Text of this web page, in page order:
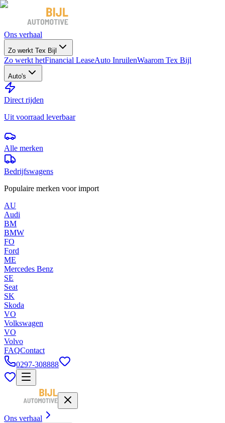
Ons verhaal
Zo werkt Tex Bijl
Zo werkt hetFinancial LeaseAuto InruilenWaarom Tex Bijl
Auto's
Direct rijden
Uit voorraad leverbaar
Alle merken
Bedrijfswagens
Populaire merken voor import
AU
Audi
BM
BMW
FO
Ford
ME
Mercedes Benz
SE
Seat
SK
Skoda
VO
Volkswagen
VO
Volvo
FAQContact
0297-308888
Ons verhaal